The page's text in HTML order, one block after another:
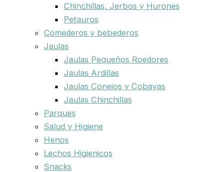
Chinchillas, Jerbos y Hurones
Petauros
Comederos y bebederos
Jaulas
Jaulas Pequeños Roedores
Jaulas Ardillas
Jaulas Conejos y Cobayas
Jaulas Chinchillas
Parques
Salud y Higiene
Henos
Lechos Higienicos
Snacks